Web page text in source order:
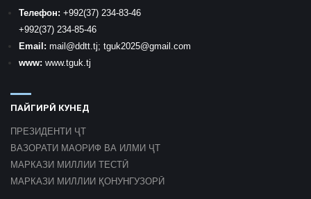
Телефон: +992(37) 234-83-46
+992(37) 234-85-46
Email: mail@ddtt.tj; tguk2025@gmail.com
www: www.tguk.tj
ПАЙГИРӢ КУНЕД
ПРЕЗИДЕНТИ ҶТ
ВАЗОРАТИ МАОРИФ ВА ИЛМИ ҶТ
МАРКАЗИ МИЛЛИИ ТЕСТӢ
МАРКАЗИ МИЛЛИИ ҚОНУНГУЗОРӢ